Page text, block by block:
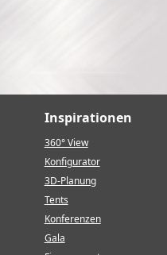
Inspirationen
360° View
Konfigurator
3D-Planung
Tents
Konferenzen
Gala